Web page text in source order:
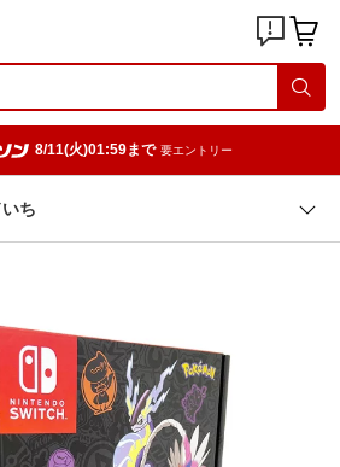
8/11(火)01:59まで 要エントリー
ち